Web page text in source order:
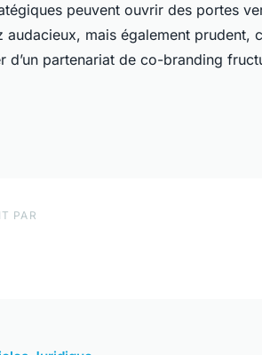
peuvent ouvrir des portes
audacieux, mais également prudent,
d’un partenariat de co-branding
PAR